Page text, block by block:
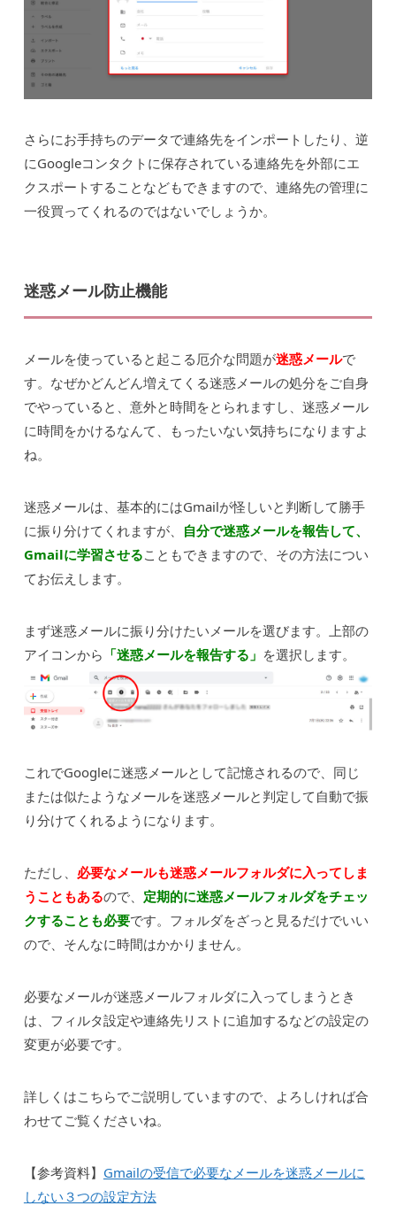
さらにお手持ちのデータで連絡先をインポートしたり、逆
にGoogleコンタクトに保存されている連絡先を外部にエ
クスポートすることなどもできますので、連絡先の管理に
一役買ってくれるのではないでしょうか。
迷惑メール防止機能
メールを使っていると起こる厄介な問題が迷惑メールで
す。なぜかどんどん増えてくる迷惑メールの処分をご自身
でやっていると、意外と時間をとられますし、迷惑メール
に時間をかけるなんて、もったいない気持ちになりますよ
ね。
迷惑メールは、基本的にはGmailが怪しいと判断して勝手
に振り分けてくれますが、
自分で迷惑メールを報告して、
Gmailに学習させることもできますので、その方法につい
てお伝えします。
まず迷惑メールに振り分けたいメールを選びます。上部の
アイコンから 「迷惑メールを報告する」 を選択します。
これでGoogleに迷惑メールとして記憶されるので、 同じ
または似たようなメールを迷惑メールと判定して自動で振
り分けてくれるようになります。
ただし、 必要なメールも迷惑メールフォルダに入ってしま
うこともあるので、 定期的に迷惑メールフォルダをチェッ
クすることも必要です。フォルダをざっと見るだけでいい
ので、そんなに時間はかかりません。
必要なメールが迷惑メールフォルダに入ってしまうとき
は、フィルタ設定や連絡先リストに追加するなどの設定の
変更が必要です。
詳しくはこちらでご説明していますので、よろしければ合
わせてご覧くださいね。
【参考資料】 Gmailの受信で必要なメールを迷惑メールに
しない３つの設定方法